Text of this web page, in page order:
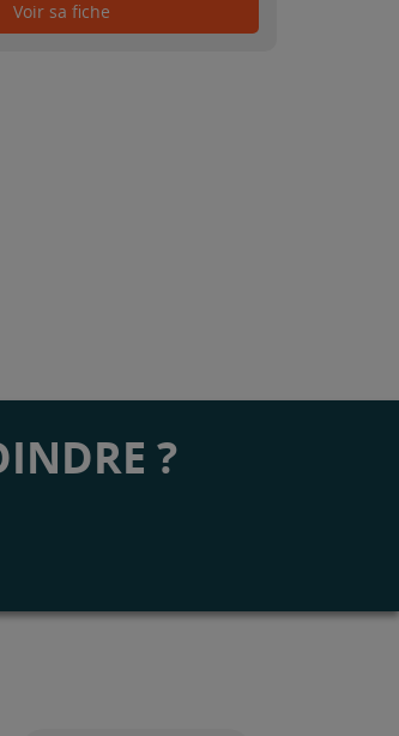
Voir sa fiche
?